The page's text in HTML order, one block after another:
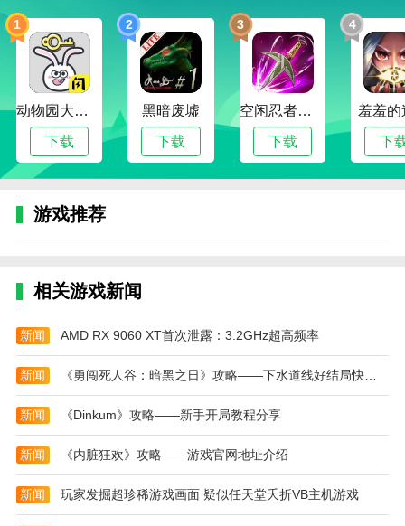
6、最后所有颜色数量的点点都全部达标后就可以
过关啦
两点之间官方版更新日志
v7.3.5版本
优化游戏体验
本站为您提供两点之间 官方版的 手机游戏 ，欢迎
大家记住本站网址，本站是您下载安卓手游app最好的
版无限金币下载)
模拟冒险角色游戏攻略(冒险世界手游人物攻略)
野外生存的世界游戏攻略综合篇(模拟野外生存游戏大全)
1
动物园大冒险
下载
2
黑暗废墟
下载
3
空闲忍者传奇
下载
4
羞羞的
下
游戏推荐
相关游戏新闻
新闻 AMD RX 9060 XT首次泄露：3.2GHz超高频率
新闻 《勇闯死人谷：暗黑之日》攻略——下水道线好结局快速攻略分享
新闻 《Dinkum》攻略——新手开局教程分享
新闻 《内脏狂欢》攻略——游戏官网地址介绍
新闻 玩家发掘超珍稀游戏画面 疑似任天堂夭折VB主机游戏